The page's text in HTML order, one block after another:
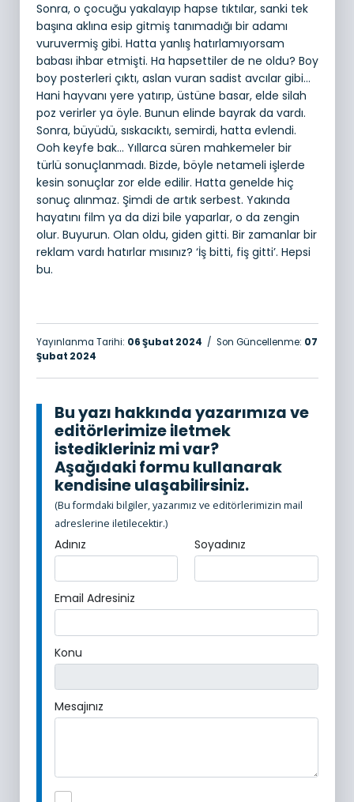
Sonra, o çocuğu yakalayıp hapse tıktılar, sanki tek
başına aklına esip gitmiş tanımadığı bir adamı
vuruvermiş gibi. Hatta yanlış hatırlamıyorsam
babası ihbar etmişti. Ha hapsettiler de ne oldu? Boy
boy posterleri çıktı, aslan vuran sadist avcılar gibi…
Hani hayvanı yere yatırıp, üstüne basar, elde silah
poz verirler ya öyle. Bunun elinde bayrak da vardı.
Sonra, büyüdü, sıskacıktı, semirdi, hatta evlendi.
Ooh keyfe bak… Yıllarca süren mahkemeler bir
türlü sonuçlanmadı. Bizde, böyle netameli işlerde
kesin sonuçlar zor elde edilir. Hatta genelde hiç
sonuç alınmaz. Şimdi de artık serbest. Yakında
hayatını film ya da dizi bile yaparlar, o da zengin
olur. Buyurun. Olan oldu, giden gitti. Bir zamanlar bir
reklam vardı hatırlar mısınız? ‘İş bitti, fiş gitti’. Hepsi
bu.
Yayınlanma Tarihi: 06 Şubat 2024 / Son Güncellenme: 07
Şubat 2024
Bu yazı hakkında yazarımıza ve
editörlerimize iletmek
istedikleriniz mi var?
Aşağıdaki formu kullanarak
kendisine ulaşabilirsiniz.
(Bu formdaki bilgiler, yazarımız ve editörlerimizin mail
adreslerine iletilecektir.)
Adınız Soyadınız
Email Adresiniz
Konu
Mesajınız